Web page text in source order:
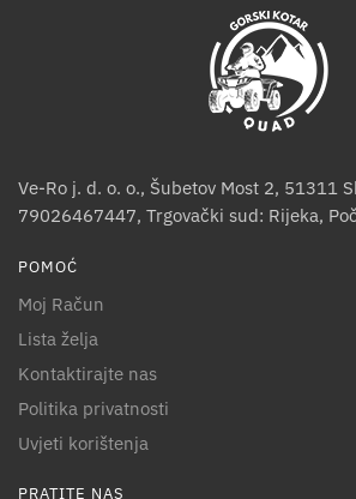
Ve-Ro j. d. o. o., Šubetov Most 2, 51311
79026467447, Trgovački sud: Rijeka,
POMOĆ
Moj Račun
Lista želja
Kontaktirajte nas
Politika privatnosti
Uvjeti korištenja
PRATITE NAS